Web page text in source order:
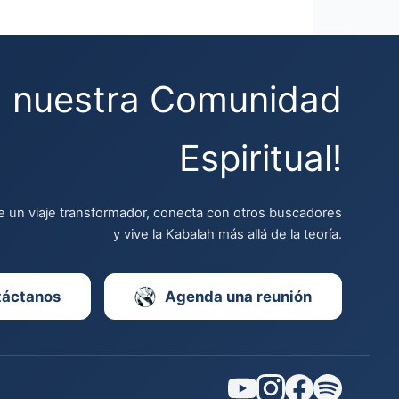
nuestra Comunidad
Espiritual!
un viaje transformador, conecta con otros buscadores
y vive la Kabalah más allá de la teoría.
Agenda una reunión